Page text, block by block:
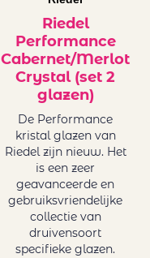
Riedel
Performance
Cabernet/Merlot
Crystal (set 2
glazen)
De Performance
kristal glazen van
Riedel zijn nieuw. Het
is een zeer
geavanceerde en
gebruiksvriendelijke
collectie van
druivensoort
specifieke glazen.